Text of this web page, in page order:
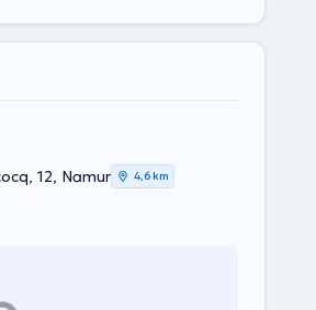
12, Namur 4,6 km